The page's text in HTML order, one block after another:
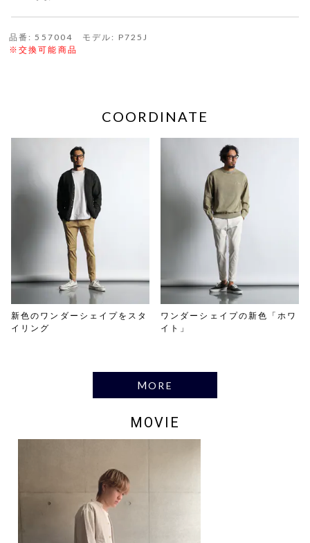
品番: 557004 モデル: P725J
※交換可能商品
COORDINATE
新色のワンダーシェイプをスタ
イリング
ワンダーシェイプの新色「ホワ
イト」
MORE
MOVIE